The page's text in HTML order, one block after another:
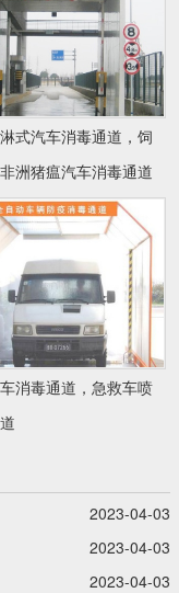
式汽车消毒通道，饲
洲猪瘟汽车消毒通道
消毒通道，急救车喷
2023-04-03
2023-04-03
2023-04-03